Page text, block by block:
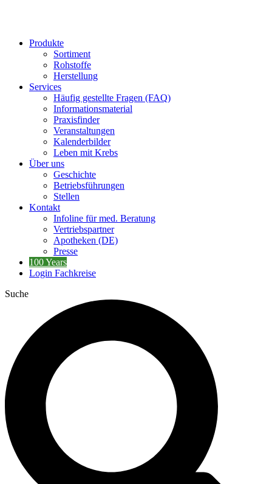
Produkte
Sortiment
Rohstoffe
Herstellung
Services
Häufig gestellte Fragen (FAQ)
Informationsmaterial
Praxisfinder
Veranstaltungen
Kalenderbilder
Leben mit Krebs
Über uns
Geschichte
Betriebsführungen
Stellen
Kontakt
Infoline für med. Beratung
Vertriebspartner
Apotheken (DE)
Presse
100 Years
Login Fachkreise
Suche